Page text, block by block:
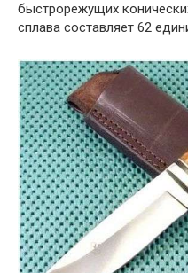
быстрорежущих
сплава составляет 62